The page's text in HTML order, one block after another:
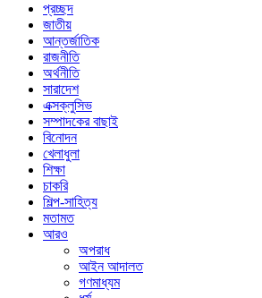
প্রচ্ছদ
জাতীয়
আন্তর্জাতিক
রাজনীতি
অর্থনীতি
সারাদেশ
এক্সক্লুসিভ
সম্পাদকের বাছাই
বিনোদন
খেলাধুলা
শিক্ষা
চাকরি
শিল্প-সাহিত্য
মতামত
আরও
অপরাধ
আইন আদালত
গণমাধ্যম